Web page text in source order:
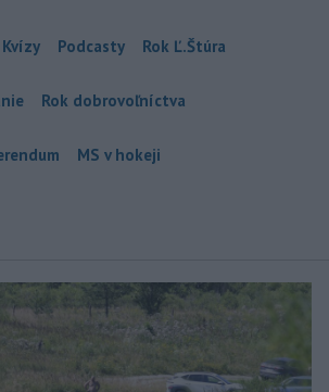
Kvízy Podcasty Rok Ľ.Štúra
Rok dobrovoľníctva
MS v hokeji